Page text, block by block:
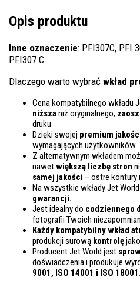
Opis produktu
Inne oznaczenie: PFI307C, PFI
PFI307 C
Dlaczego warto wybrać wkład
Cena kompatybilnego wkładu
niższaniż oryginalnego,
druku.
Dzięki swojej premium
wymagających użytkowników.
Z alternatywnym wkładem
nawetwiększą liczbę stron
samej jakości – ostre kontury
Na wszystkie wkłady Jet World
gwarancji.
Jest idealny do codziennego
fotografii Twoich
Każdy kompatybilny wkład
produkcji surową kontrolę
Producent Jet World jest
doświadczenia i produkuje
9001, ISO 14001 i ISO 18001.